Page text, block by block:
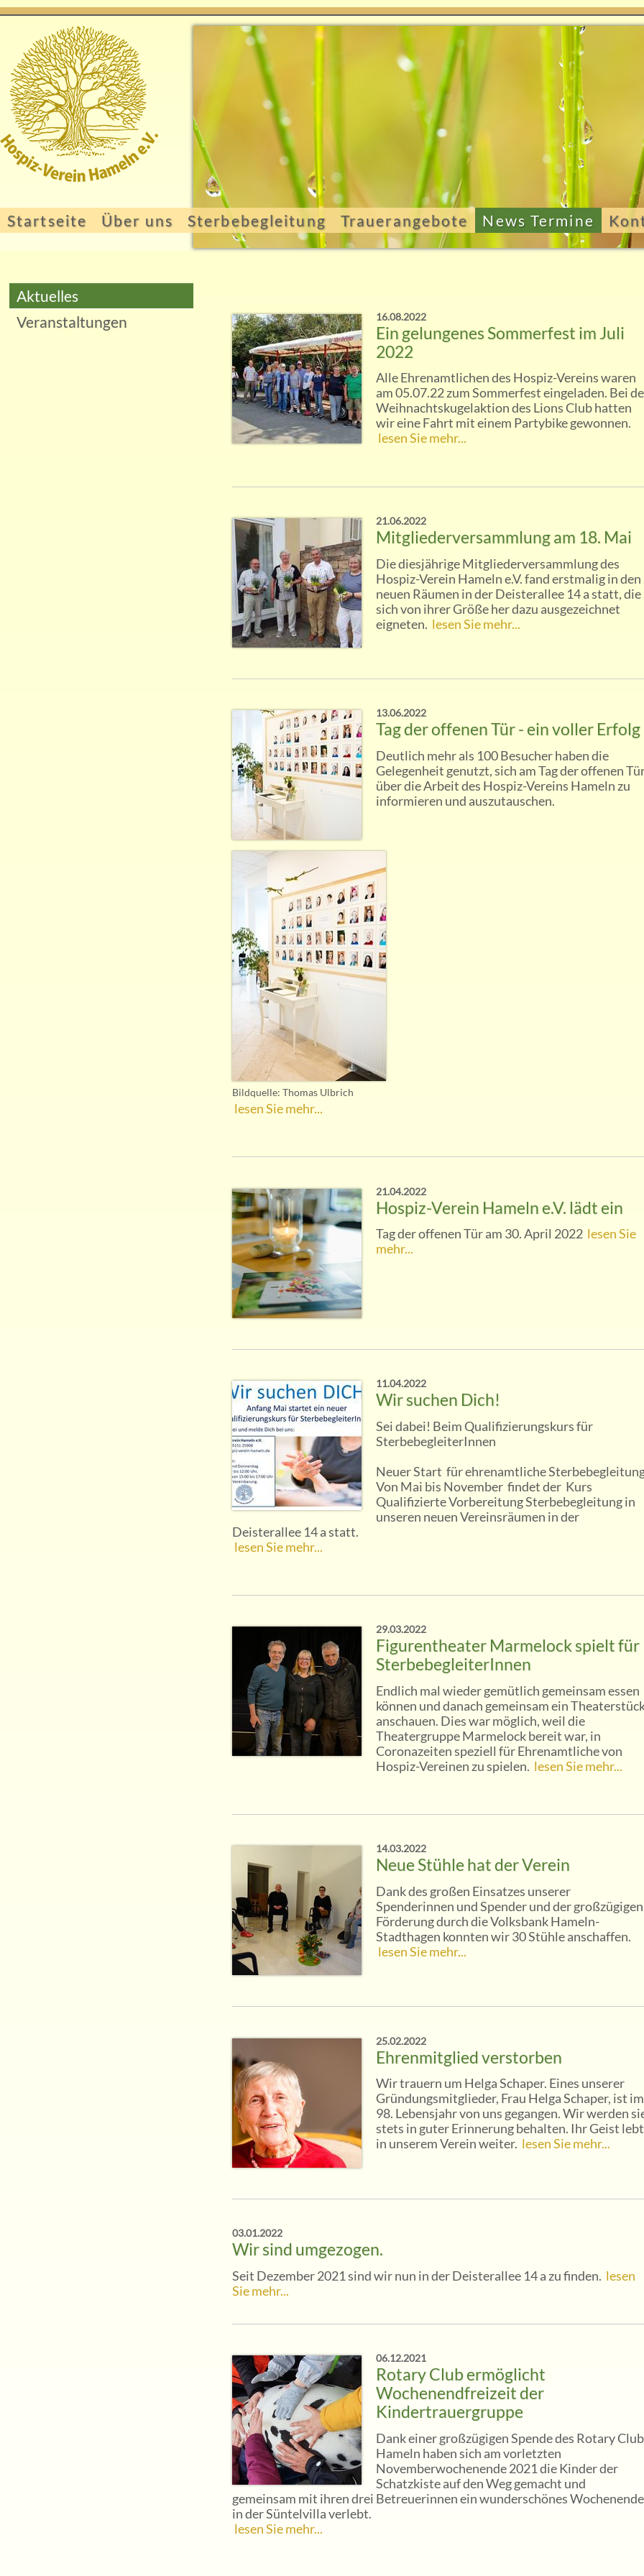
Startseite Über uns Sterbebegleitung Trauerangebote News Termine
Aktuelles
Veranstaltungen
16.08.2022
Ein gelungenes Sommerfest im Juli
2022
Alle Ehrenamtlichen des Hospiz-Vereins waren
am 05.07.22 zum Sommerfest eingeladen. Bei
Weihnachtskugelaktion des Lions Club hatten
wir eine Fahrt mit einem Partybike gewonnen.
lesen Sie mehr...
21.06.2022
Mitgliederversammlung am 18. Mai
Die diesjährige Mitgliederversammlung des
Hospiz-Verein Hameln e.V. fand erstmalig in den
neuen Räumen in der Deisterallee 14 a statt, die
sich von ihrer Größe her dazu ausgezeichnet
eigneten. lesen Sie mehr...
13.06.2022
Tag der offenen Tür - ein voller Erfolg
Deutlich mehr als 100 Besucher haben die
Gelegenheit genutzt, sich am Tag der offenen
über die Arbeit des Hospiz-Vereins Hameln zu
informieren und auszutauschen.
Bildquelle: Thomas Ulbrich
lesen Sie mehr...
21.04.2022
Hospiz-Verein Hameln e.V. lädt ein
Tag der offenen Tür am 30. April 2022 lesen Sie
mehr...
11.04.2022
Wir suchen Dich!
Sei dabei! Beim Qualifizierungskurs für
SterbebegleiterInnen
Neuer Start für ehrenamtliche
Von Mai bis November findet der Kurs
Qualifizierte Vorbereitung Sterbebegleitung in
unseren neuen Vereinsräumen in der
Deisterallee 14 a statt.
lesen Sie mehr...
29.03.2022
Figurentheater Marmelock spielt für
SterbebegleiterInnen
Endlich mal wieder gemütlich gemeinsam essen
können und danach gemeinsam ein
anschauen. Dies war möglich, weil die
Theatergruppe Marmelock bereit war, in
Coronazeiten speziell für Ehrenamtliche von
Hospiz-Vereinen zu spielen. lesen Sie mehr...
14.03.2022
Neue Stühle hat der Verein
Dank des großen Einsatzes unserer
Spenderinnen und Spender und der großzügigen
Förderung durch die Volksbank Hameln-
Stadthagen konnten wir 30 Stühle anschaffen.
lesen Sie mehr...
25.02.2022
Ehrenmitglied verstorben
Wir trauern um Helga Schaper. Eines unserer
Gründungsmitglieder, Frau Helga Schaper, ist im
98. Lebensjahr von uns gegangen. Wir werden
stets in guter Erinnerung behalten. Ihr Geist lebt
in unserem Verein weiter. lesen Sie mehr...
03.01.2022
Wir sind umgezogen.
Seit Dezember 2021 sind wir nun in der Deisterallee 14 a zu finden. lesen
Sie mehr...
06.12.2021
Rotary Club ermöglicht
Wochenendfreizeit der
Kindertrauergruppe
Dank einer großzügigen Spende des Rotary Club
Hameln haben sich am vorletzten
Novemberwochenende 2021 die Kinder der
Schatzkiste auf den Weg gemacht und
gemeinsam mit ihren drei Betreuerinnen ein wunderschönes Wochenende
in der Süntelvilla verlebt.
lesen Sie mehr...